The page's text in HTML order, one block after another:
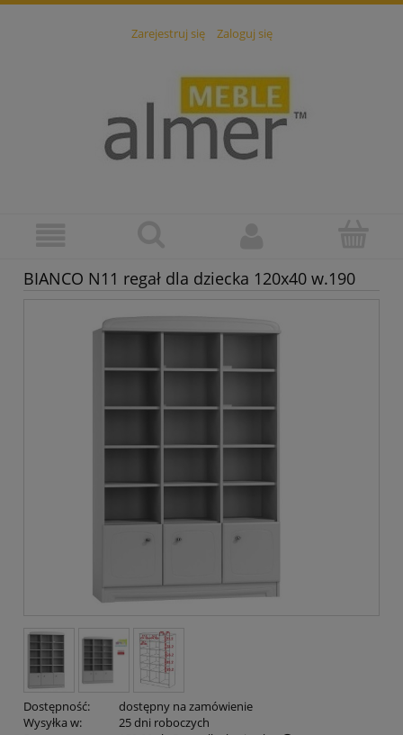
Zarejestruj się Zaloguj się
BIANCO N11 regał dla dziecka 120x40 w.190
Dostępność:
dostępny na zamówienie
Wysyłka w:
25 dni roboczych